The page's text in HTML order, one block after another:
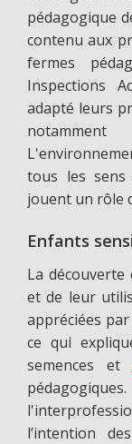
pédagogique
contenu aux
fermes
Inspections
adapté leurs
tous les
jouent un rôle
Enfants
La découverte
et de leur
appréciées
ce qui
semences et
l’intention